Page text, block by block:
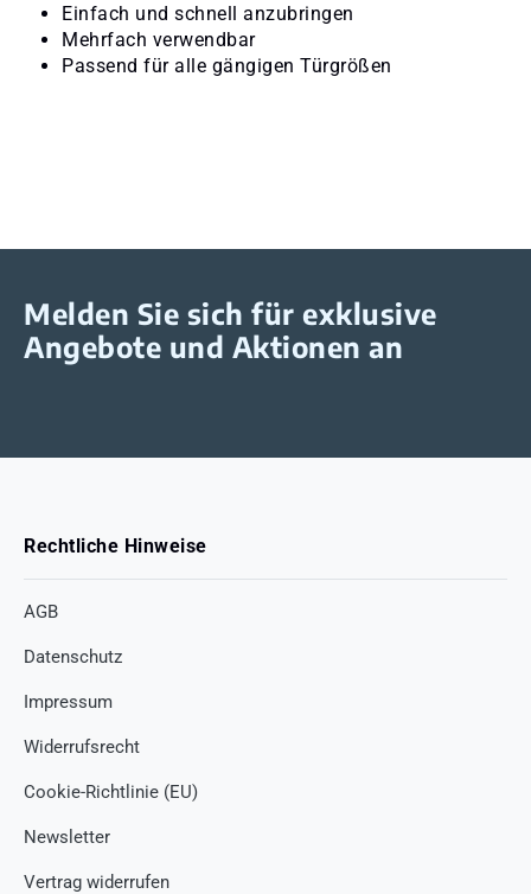
Einfach und schnell anzubringen
Mehrfach verwendbar
Passend für alle gängigen Türgrößen
Melden Sie sich für exklusive
Angebote und Aktionen an
Rechtliche Hinweise
AGB
Datenschutz
Impressum
Widerrufsrecht
Cookie-Richtlinie (EU)
Newsletter
Vertrag widerrufen